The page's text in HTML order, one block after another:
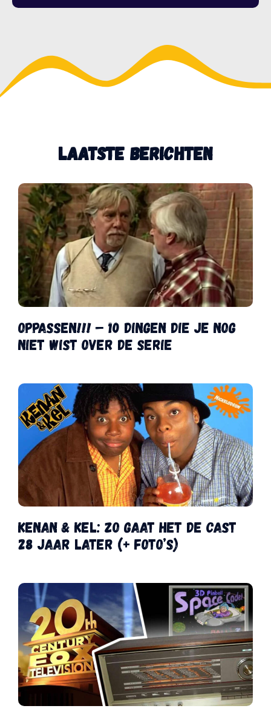
Laatste Berichten
Oppassen!!! – 10 dingen die je nog
niet wist over de serie
Kenan & Kel: zo gaat het de cast
28 jaar later (+ foto’s)